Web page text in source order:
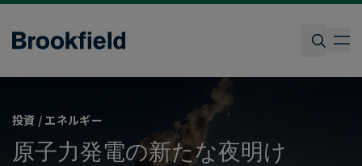
Skip
to
main
投資 / エネルギー
原子力発電の​新たな​夜明け